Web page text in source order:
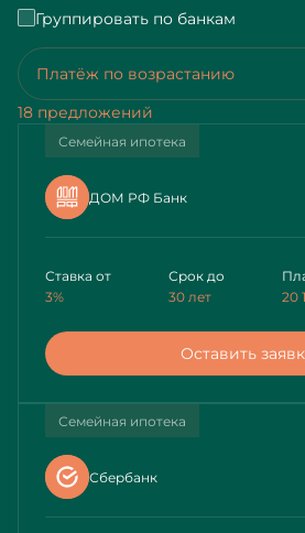
Группировать по банкам
Платёж по возрастанию
18 предложений
Семейная ипотека
ДОМ РФ Банк
Ставка от
3%
Срок до
30 лет
20
Оставить
Семейная ипотека
Сбербанк